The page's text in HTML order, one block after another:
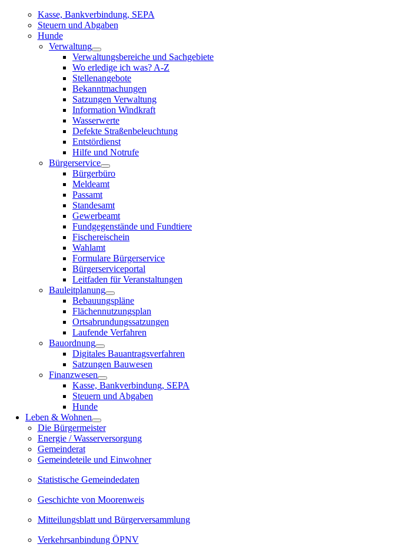
Kasse, Bankverbindung, SEPA
Steuern und Abgaben
Hunde
Verwaltung
Verwaltungsbereiche und Sachgebiete
Wo erledige ich was? A-Z
Stellenangebote
Bekanntmachungen
Satzungen Verwaltung
Information Windkraft
Wasserwerte
Defekte Straßenbeleuchtung
Entstördienst
Hilfe und Notrufe
Bürgerservice
Bürgerbüro
Meldeamt
Passamt
Standesamt
Gewerbeamt
Fundgegenstände und Fundtiere
Fischereischein
Wahlamt
Formulare Bürgerservice
Bürgerserviceportal
Leitfaden für Veranstaltungen
Bauleitplanung
Bebauungspläne
Flächennutzungsplan
Ortsabrundungssatzungen
Laufende Verfahren
Bauordnung
Digitales Bauantragsverfahren
Satzungen Bauwesen
Finanzwesen
Kasse, Bankverbindung, SEPA
Steuern und Abgaben
Hunde
Leben & Wohnen
Die Bürgermeister
Energie / Wasserversorgung
Gemeinderat
Gemeindeteile und Einwohner
Statistische Gemeindedaten
Geschichte von Moorenweis
Mitteilungsblatt und Bürgerversammlung
Verkehrsanbindung ÖPNV